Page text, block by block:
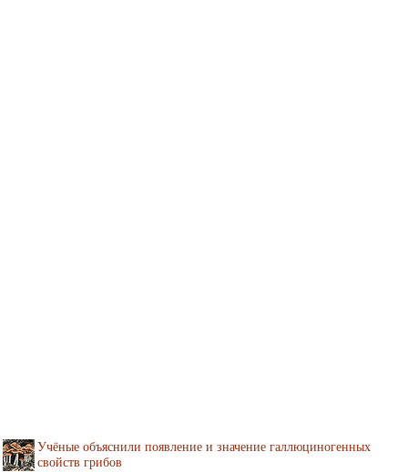
Учёные объяснили появление и значение галлюциногенных
свойств грибов